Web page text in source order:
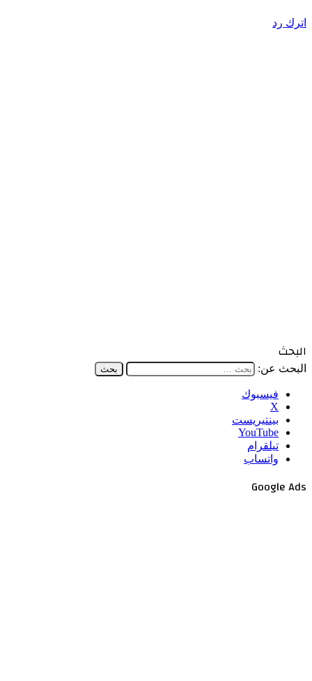
اترك رد
البحث
البحث عن:
فيسبوك
‫X
بينتيريست
‫YouTube
تيلقرام
واتساب
Google Ads